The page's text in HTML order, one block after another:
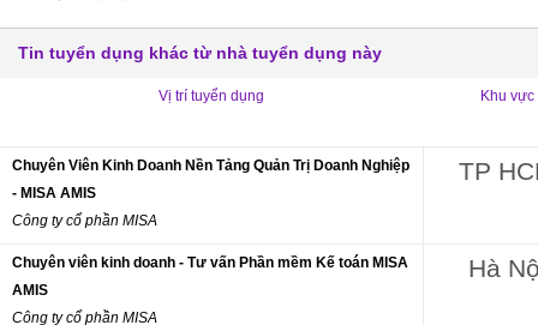
Tin tuyển dụng khác từ nhà tuyển dụng này
Vị trí tuyển dụng Khu vực
Chuyên Viên Kinh Doanh Nền Tảng Quản Trị Doanh Nghiệp
- MISA AMIS
Công ty cổ phần MISA
TP
Chuyên viên kinh doanh - Tư vấn Phần mềm Kế toán MISA
AMIS
Công ty cổ phần MISA
Hà